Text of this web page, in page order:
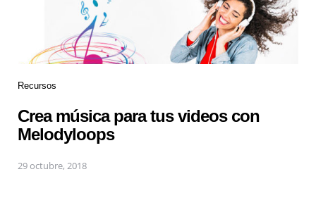
Recursos
Crea música para tus videos con
Melodyloops
29 octubre, 2018